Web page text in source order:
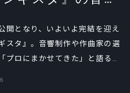
開となり、いよいよ完結を迎え
スタ』。音響制作や作曲家の選
プロにまかせてきた」と語る富